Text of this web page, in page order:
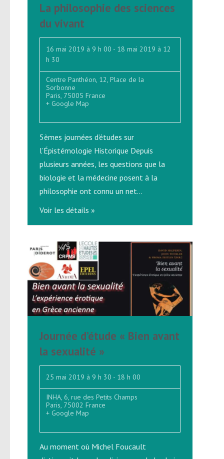
La philosophie des sciences
du vivant
16 mai 2019 à 9 h 00 - 18 mai 2019 à 12
h 30
Centre Panthéon, 12, Place de la
Sorbonne
Paris, 75005 France
+ Google Map
5èmes journées d’études sur
l’Épistémologie Historique Depuis
plusieurs années, les questions que la
biologie et la médecine posent à la
philosophie ont connu un net…
Voir les détails »
Journée d’étude « Bien avant
la sexualité »
25 mai 2019 à 9 h 30 - 18 h 00
INHA, 6, rue des Petits Champs
Paris, 75002 France
+ Google Map
Au moment où Michel Foucault